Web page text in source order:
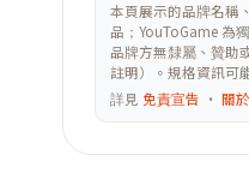
本頁展示的品牌名稱
品；YouToGame 為
品牌方無隸屬、贊助
註明）。規格資訊可
詳見 免責宣告 · 關